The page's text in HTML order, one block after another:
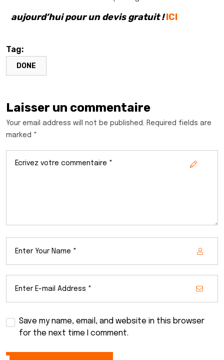
aujourd’hui pour un devis gratuit ! ICI
Tag:
DONE
Laisser un commentaire
Your email address will not be published. Required fields are
marked *
Save my name, email, and website in this browser
for the next time I comment.